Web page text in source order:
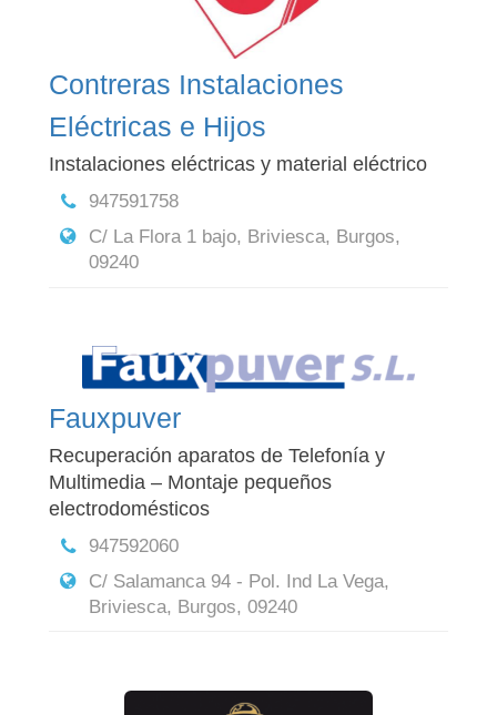
Contreras Instalaciones
Eléctricas e Hijos
Instalaciones eléctricas y material eléctrico
947591758
C/ La Flora 1 bajo, Briviesca, Burgos,
09240
Fauxpuver
Recuperación aparatos de Telefonía y
Multimedia – Montaje pequeños
electrodomésticos
947592060
C/ Salamanca 94 - Pol. Ind La Vega,
Briviesca, Burgos, 09240